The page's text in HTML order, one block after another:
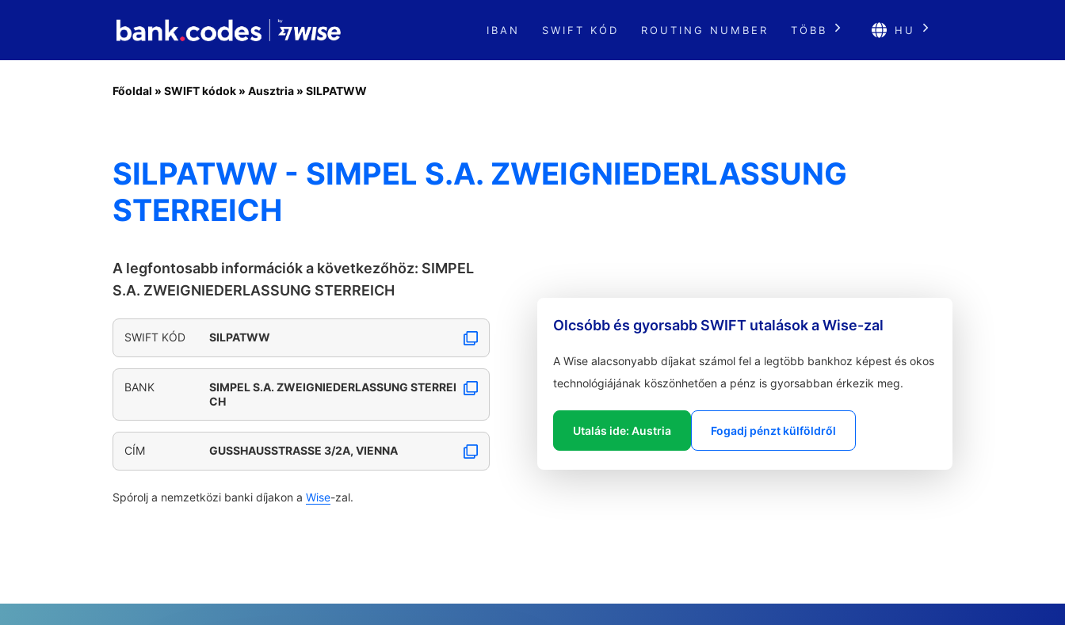
IBAN SWIFT KÓD ROUTING NUMBER TÖBB HU
Főoldal » SWIFT kódok » Ausztria » SILPATWW
SILPATWW - SIMPEL S.A. ZWEIGNIEDERLASSUNG
STERREICH
A legfontosabb információk a következőhöz: SIMPEL
S.A. ZWEIGNIEDERLASSUNG STERREICH
SWIFT KÓD SILPATWW
BANK
SIMPEL S.A. ZWEIGNIEDERLASSUNG STERREI
CH
CÍM GUSSHAUSSTRASSE 3/2A, VIENNA
Spórolj a nemzetközi banki díjakon a Wise-zal.
Olcsóbb és gyorsabb SWIFT utalások a Wise-zal
A Wise alacsonyabb díjakat számol fel a legtöbb bankhoz képest és okos
technológiájának köszönhetően a pénz is gyorsabban érkezik meg.
Utalás ide: Austria Fogadj pénzt külföldről